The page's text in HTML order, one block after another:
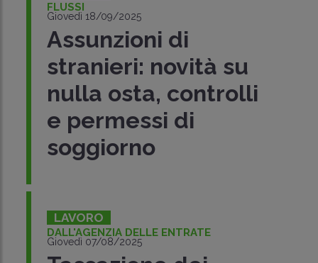
FLUSSI
Giovedì 18/09/2025
Assunzioni di
stranieri: novità su
nulla osta, controlli
e permessi di
soggiorno
LAVORO
DALL'AGENZIA DELLE ENTRATE
Giovedì 07/08/2025